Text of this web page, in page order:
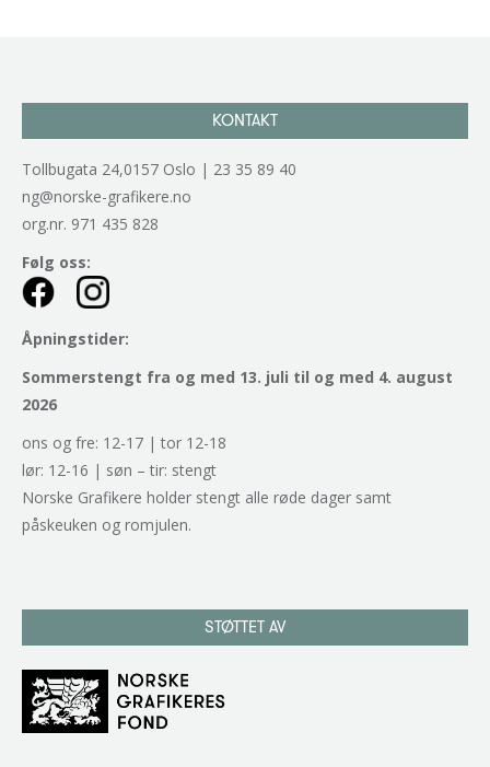
KONTAKT
Tollbugata 24,0157 Oslo | 23 35 89 40
ng@norske-grafikere.no
org.nr. 971 435 828
Følg oss:
Åpningstider:
Sommerstengt fra og med 13. juli til og med 4. august
2026
ons og fre: 12-17 | tor 12-18
lør: 12-16 | søn – tir: stengt
Norske Grafikere holder stengt alle røde dager samt
påskeuken og romjulen.
STØTTET AV